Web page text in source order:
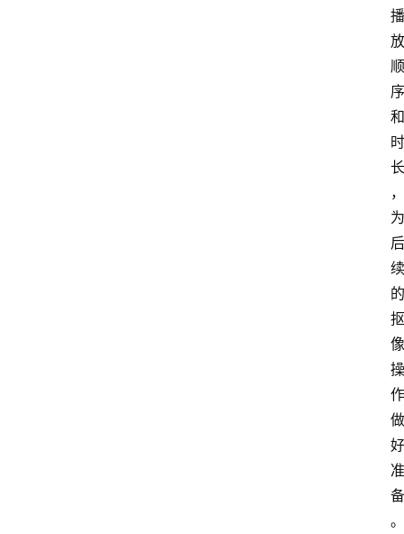
播
放
顺
序
和
时
长
，
为
后
续
的
抠
像
操
作
做
好
准
备
。